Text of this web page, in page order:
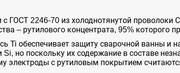
с ГОСТ 2246-70 из холоднотянутой
– рутилового концентрата, 95% которого
Ti обеспечивает защиту сварочной ванны и
но поскольку их содержание в составе
электроды с рутиловым покрытием